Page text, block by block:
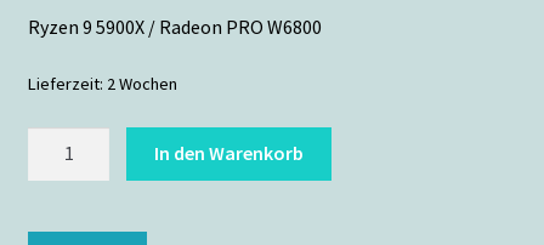
Ryzen 9 5900X / Radeon PRO W6800
Lieferzeit: 2 Wochen
In den Warenkorb